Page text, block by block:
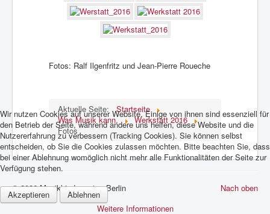
Fotos: Ralf Ilgenfritz und Jean-Pierre Roueche
Aktuelle Seite: Startseite
Was Musik kann.
Werkstatt 2016
Fotos
Nach oben
© 2026 Musikkindergarten Berlin
Wir nutzen Cookies auf unserer Website. Einige von ihnen sind essenziell für
den Betrieb der Seite, während andere uns helfen, diese Website und die
Nutzererfahrung zu verbessern (Tracking Cookies). Sie können selbst
entscheiden, ob Sie die Cookies zulassen möchten. Bitte beachten Sie, dass
bei einer Ablehnung womöglich nicht mehr alle Funktionalitäten der Seite zur
Verfügung stehen.
Akzeptieren
Ablehnen
Weitere Informationen